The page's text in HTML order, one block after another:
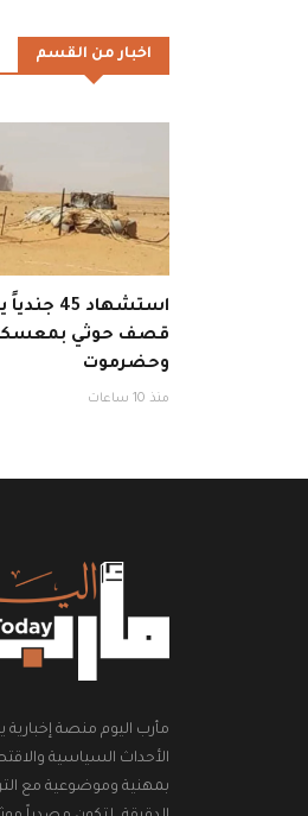
اخبار من القسم
استشهاد 45
قصف حوثي
وحضرموت
منذ 10 ساعات
مأرب اليوم منصة
الأحداث السياسية
بمهنية وموضوعية مع